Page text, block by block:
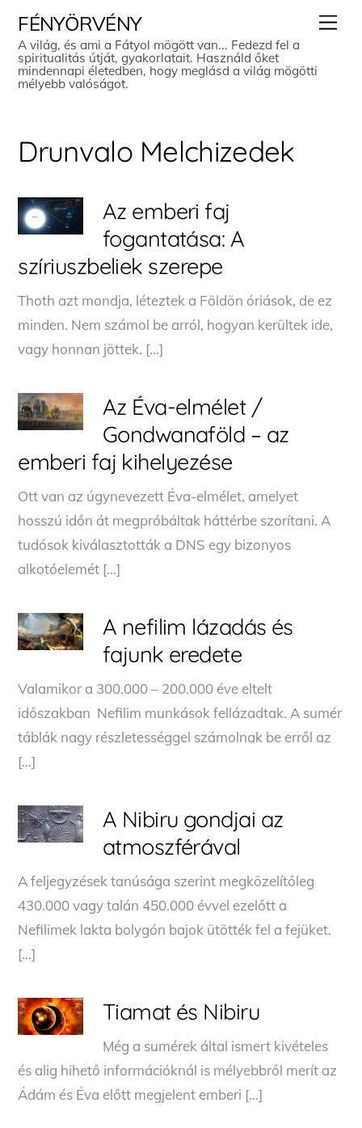
content
FÉNYÖRVÉNY
A világ, és ami a Fátyol mögött van... Fedezd fel a
spiritualitás útját, gyakorlatait. Használd őket
mindennapi életedben, hogy meglásd a világ mögötti
mélyebb valóságot.
Drunvalo Melchizedek
Az emberi faj
fogantatása: A
szíriuszbeliek szerepe
Thoth azt mondja, léteztek a Földön óriások, de ez
minden. Nem számol be arról, hogyan kerültek ide,
vagy honnan jöttek. […]
Az Éva-elmélet /
Gondwanaföld – az
emberi faj kihelyezése
Ott van az úgynevezett Éva-elmélet, amelyet
hosszú időn át megpróbáltak háttérbe szorítani. A
tudósok kiválasztották a DNS egy bizonyos
alkotóelemét […]
A nefilim lázadás és
fajunk eredete
Valamikor a 300.000 – 200.000 éve eltelt
időszakban Nefilim munkások fellázadtak. A sumér
táblák nagy részletességgel számolnak be erről az
[…]
A Nibiru gondjai az
atmoszférával
A feljegyzések tanúsága szerint meg­közelítőleg
430.000 vagy talán 450.000 évvel ezelőtt a
Nefilimek lakta bolygón bajok ütötték fel a fejüket.
[…]
Tiamat és Nibiru
Még a sumérek által ismert kivételes
és alig hihető információknál is mélyebbről merít az
Ádám és Éva előtt megjelent emberi […]